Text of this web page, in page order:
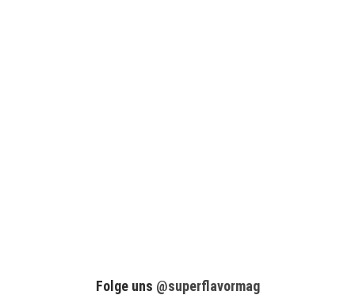
Folge uns @superflavormag